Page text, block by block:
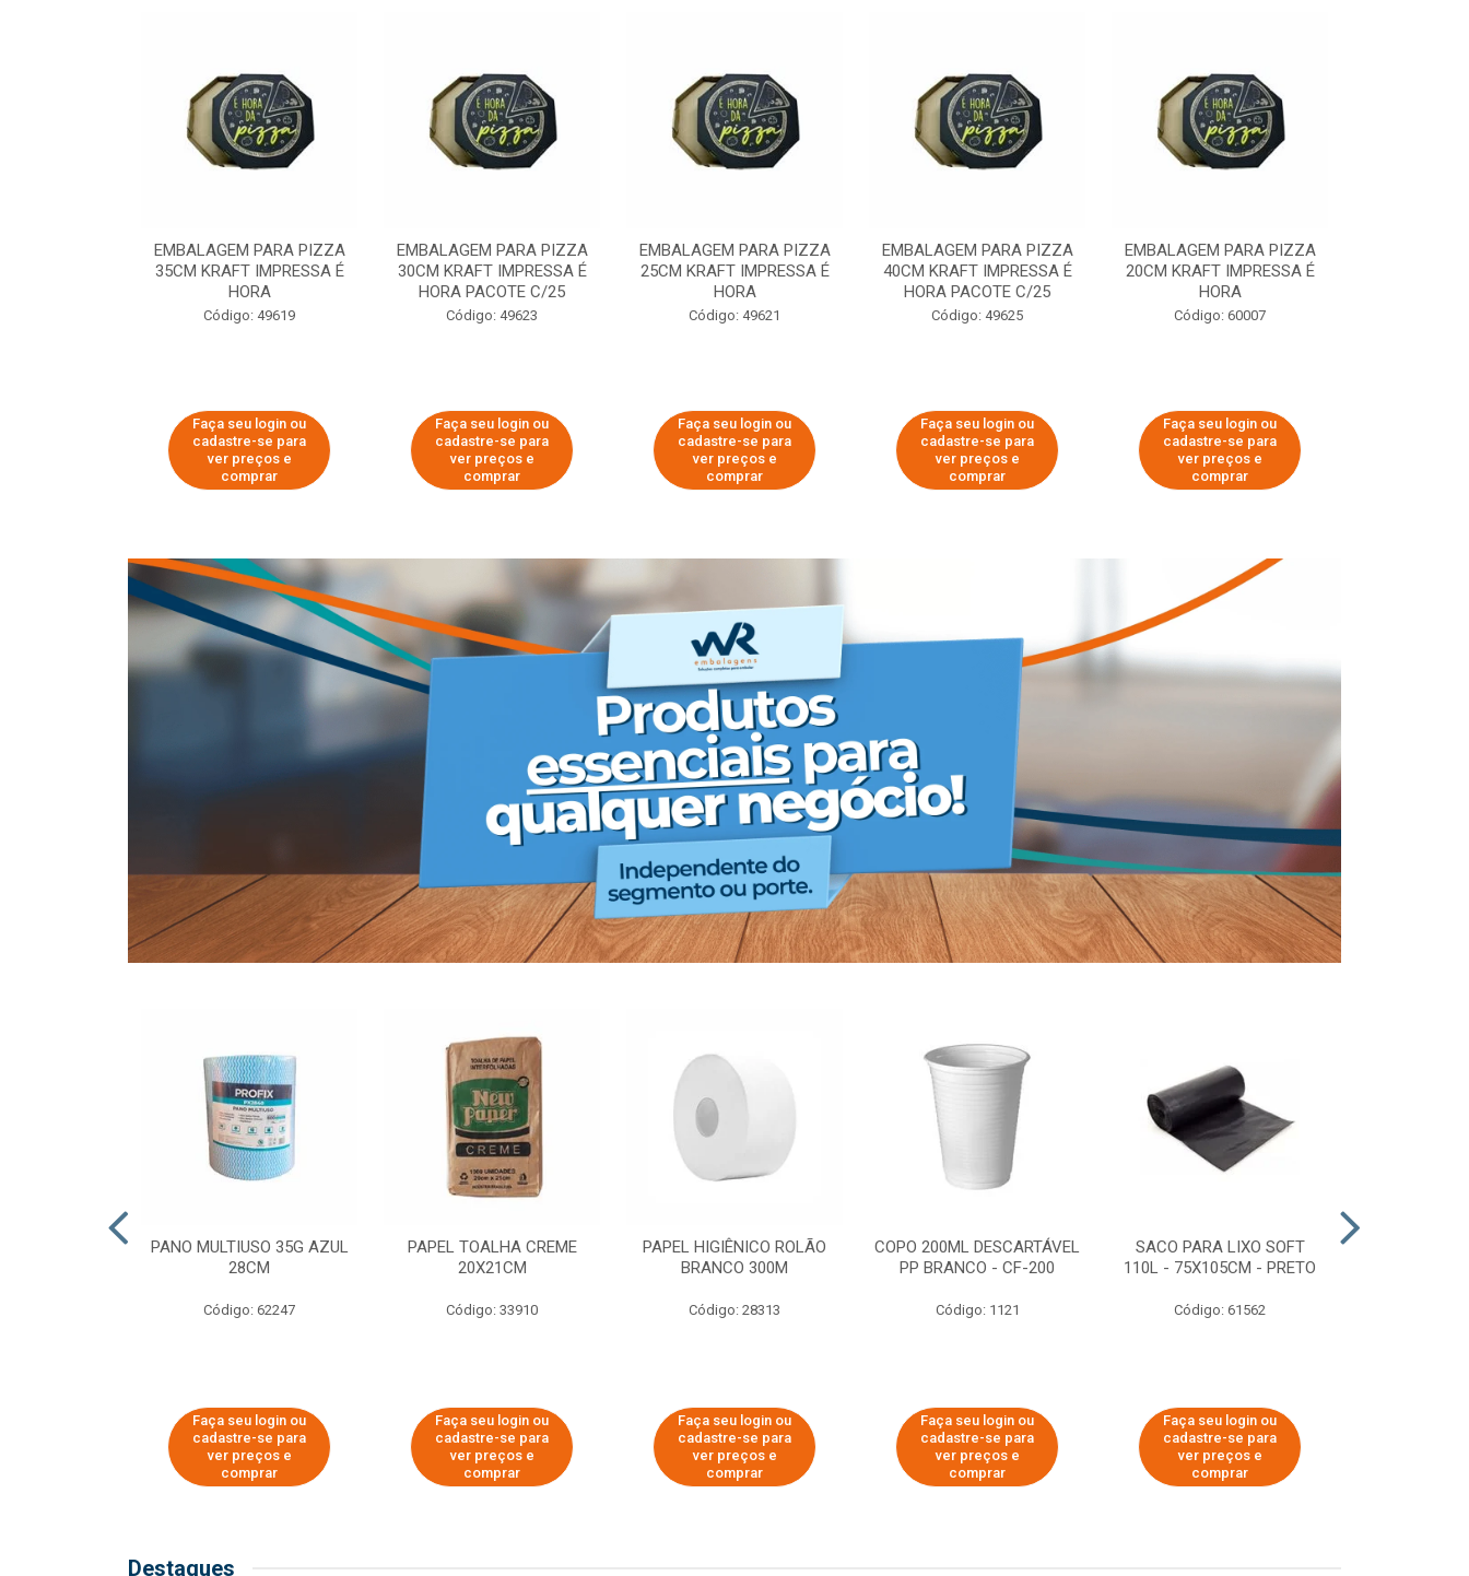
EMBALAGEM PARA PIZZA
35CM KRAFT IMPRESSA É
HORA
Código: 49619
Faça seu login ou
cadastre-se para
ver preços e
comprar
EMBALAGEM PARA PIZZA
30CM KRAFT IMPRESSA É
HORA PACOTE C/25
Código: 49623
Faça seu login ou
cadastre-se para
ver preços e
comprar
EMBALAGEM PARA PIZZA
25CM KRAFT IMPRESSA É
HORA
Código: 49621
Faça seu login ou
cadastre-se para
ver preços e
comprar
EMBALAGEM PARA PIZZA
40CM KRAFT IMPRESSA É
HORA PACOTE C/25
Código: 49625
Faça seu login ou
cadastre-se para
ver preços e
comprar
EMBALAGEM PARA PIZZA
20CM KRAFT IMPRESSA É
HORA
Código: 60007
Faça seu login ou
cadastre-se para
ver preços e
comprar
PANO MULTIUSO 35G AZUL
28CM
Código: 62247
Faça seu login ou
cadastre-se para
ver preços e
comprar
PAPEL TOALHA CREME
20X21CM
Código: 33910
Faça seu login ou
cadastre-se para
ver preços e
comprar
PAPEL HIGIÊNICO ROLÃO
BRANCO 300M
Código: 28313
Faça seu login ou
cadastre-se para
ver preços e
comprar
COPO 200ML DESCARTÁVEL
PP BRANCO - CF-200
Código: 1121
Faça seu login ou
cadastre-se para
ver preços e
comprar
SACO PARA LIXO SOFT
110L - 75X105CM - PRETO
Código: 61562
Faça seu login ou
cadastre-se para
ver preços e
comprar
Destaques